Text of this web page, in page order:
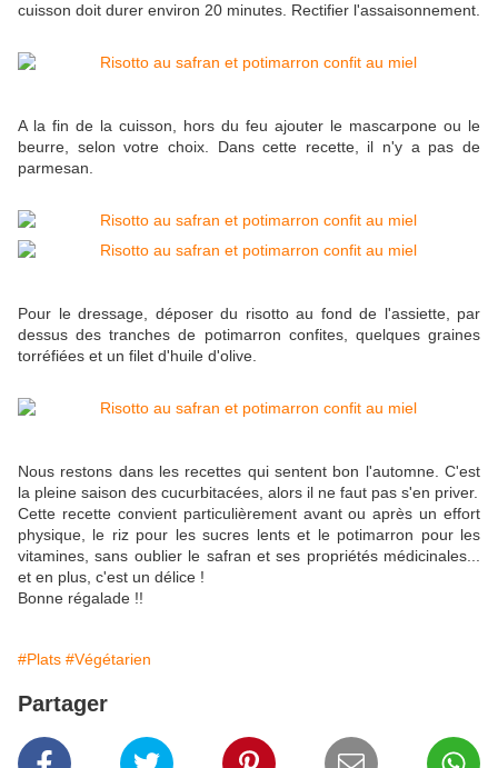
cuisson doit durer environ 20 minutes. Rectifier l'assaisonnement.
A la fin de la cuisson, hors du feu ajouter le mascarpone ou le
beurre, selon votre choix. Dans cette recette, il n'y a pas de
parmesan.
Pour le dressage, déposer du risotto au fond de l'assiette, par
dessus des tranches de potimarron confites, quelques graines
torréfiées et un filet d'huile d'olive.
Nous restons dans les recettes qui sentent bon l'automne. C'est
la pleine saison des cucurbitacées, alors il ne faut pas s'en priver.
Cette recette convient particulièrement avant ou après un effort
physique, le riz pour les sucres lents et le potimarron pour les
vitamines, sans oublier le safran et ses propriétés médicinales...
et en plus, c'est un délice !
Bonne régalade !!
#Plats #Végétarien
Partager